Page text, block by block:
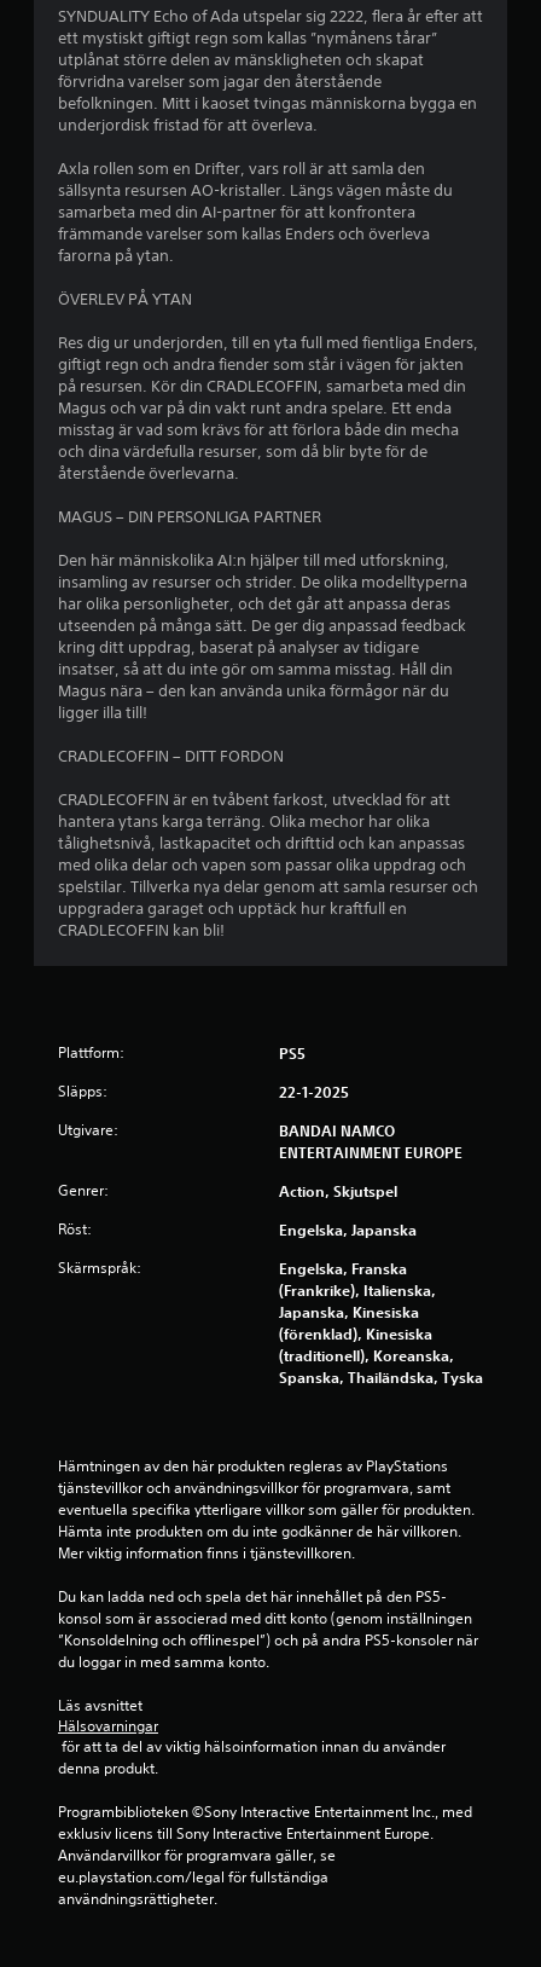
å
.
9
j
ä
r
r
a
f
m
a
e
p
8
e
t
y
g
SYNDUALITY Echo of Ada utspelar sig 2222, flera år efter att
ett mystiskt giftigt regn som kallas ”nymånens tårar”
utplånat större delen av mänskligheten och skapat
förvridna varelser som jagar den återstående
befolkningen. Mitt i kaoset tvingas människorna bygga en
underjordisk fristad för att överleva.
Axla rollen som en Drifter, vars roll är att samla den
sällsynta resursen AO-kristaller. Längs vägen måste du
samarbeta med din AI-partner för att konfrontera
främmande varelser som kallas Enders och överleva
farorna på ytan.
ÖVERLEV PÅ YTAN
Res dig ur underjorden, till en yta full med fientliga Enders,
giftigt regn och andra fiender som står i vägen för jakten
på resursen. Kör din CRADLECOFFIN, samarbeta med din
Magus och var på din vakt runt andra spelare. Ett enda
misstag är vad som krävs för att förlora både din mecha
och dina värdefulla resurser, som då blir byte för de
återstående överlevarna.
MAGUS – DIN PERSONLIGA PARTNER
Den här människolika AI:n hjälper till med utforskning,
insamling av resurser och strider. De olika modelltyperna
har olika personligheter, och det går att anpassa deras
utseenden på många sätt. De ger dig anpassad feedback
kring ditt uppdrag, baserat på analyser av tidigare
insatser, så att du inte gör om samma misstag. Håll din
Magus nära – den kan använda unika förmågor när du
ligger illa till!
CRADLECOFFIN – DITT FORDON
CRADLECOFFIN är en tvåbent farkost, utvecklad för att
hantera ytans karga terräng. Olika mechor har olika
tålighetsnivå, lastkapacitet och drifttid och kan anpassas
med olika delar och vapen som passar olika uppdrag och
spelstilar. Tillverka nya delar genom att samla resurser och
uppgradera garaget och upptäck hur kraftfull en
CRADLECOFFIN kan bli!
Plattform: PS5
Släpps: 22-1-2025
Utgivare:
BANDAI NAMCO
ENTERTAINMENT EUROPE
Genrer: Action, Skjutspel
Röst: Engelska, Japanska
Skärmspråk:
Engelska, Franska
(Frankrike), Italienska,
Japanska, Kinesiska
(förenklad), Kinesiska
(traditionell), Koreanska,
Spanska, Thailändska, Tyska
Hämtningen av den här produkten regleras av PlayStations
tjänstevillkor och användningsvillkor för programvara, samt
eventuella specifika ytterligare villkor som gäller för produkten.
Hämta inte produkten om du inte godkänner de här villkoren.
Mer viktig information finns i tjänstevillkoren.
Du kan ladda ned och spela det här innehållet på den PS5-
konsol som är associerad med ditt konto (genom inställningen
”Konsoldelning och offlinespel”) och på andra PS5-konsoler när
du loggar in med samma konto.
Läs avsnittet
Hälsovarningar
denna produkt.
Programbiblioteken ©Sony Interactive Entertainment Inc., med
exklusiv licens till Sony Interactive Entertainment Europe.
Användarvillkor för programvara gäller, se
eu.playstation.com/legal för fullständiga
användningsrättigheter.